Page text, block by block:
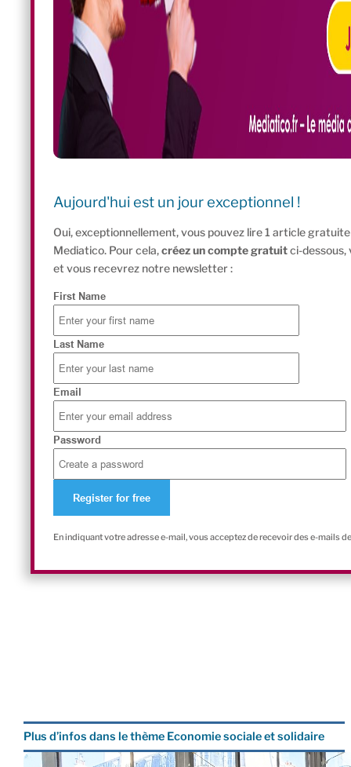
Aujourd'hui est un jour exceptionnel !
Oui, exceptionnellement, vous pouvez lire 1 article
Mediatico. Pour cela,créez un compte gratuitci-dessous,
et vous recevrez notre newsletter :
First Name
Last Name
Email
Password
En indiquant votre adresse e-mail, vous acceptez de recevoir des e-mails
Plus d’infos dans le thème Economie sociale et solidaire